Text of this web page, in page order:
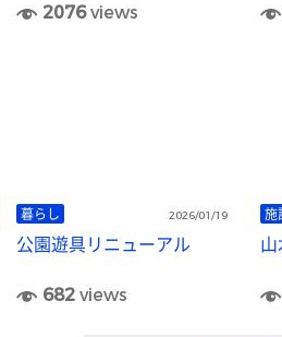
2076views
暮らし 2026/01/19
公園遊具リニューアル
682views
施